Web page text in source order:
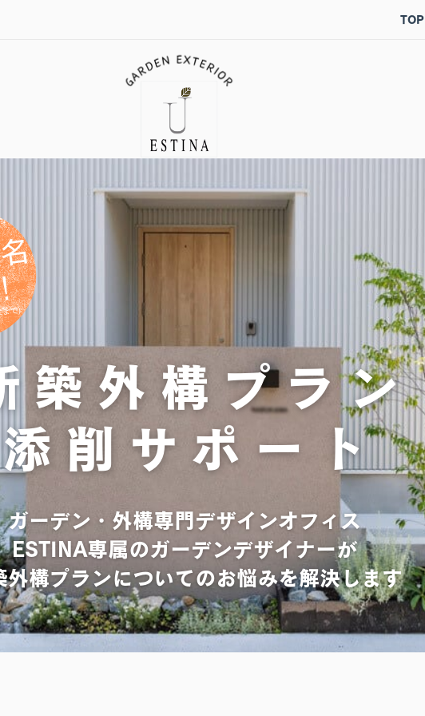
TOP
で)
築外構プラン
添削サポート
ガーデン・外構専門デザインオフィス
ESTINA専属のガーデンデザイナーが
外構プランについてのお悩みを解決します